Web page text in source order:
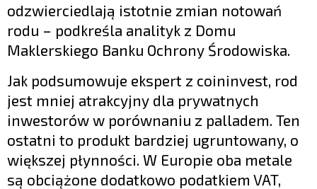
odzwierciedlają istotnie zmian notowań
rodu – podkreśla analityk z Domu
Maklerskiego Banku Ochrony Środowiska.
Jak podsumowuje ekspert z coininvest, rod
jest mniej atrakcyjny dla prywatnych
inwestorów w porównaniu z palladem. Ten
ostatni to produkt bardziej ugruntowany, o
większej płynności. W Europie oba metale
są obciążone dodatkowo podatkiem VAT,